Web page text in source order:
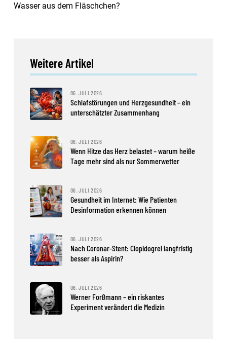
Wasser aus dem Fläschchen?
Weitere Artikel
06. JULI 2026
Schlafstörungen und Herzgesundheit – ein
unterschätzter Zusammenhang
06. JULI 2026
Wenn Hitze das Herz belastet – warum heiße
Tage mehr sind als nur Sommerwetter
06. JULI 2026
Gesundheit im Internet: Wie Patienten
Desinformation erkennen können
06. JULI 2026
Nach Coronar-Stent: Clopidogrel langfristig
besser als Aspirin?
06. JULI 2026
Werner Forßmann – ein riskantes
Experiment verändert die Medizin